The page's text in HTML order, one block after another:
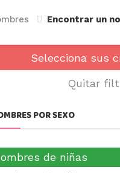
Encontrar un
Selecciona sus
Quitar
POR SEXO
de niñas